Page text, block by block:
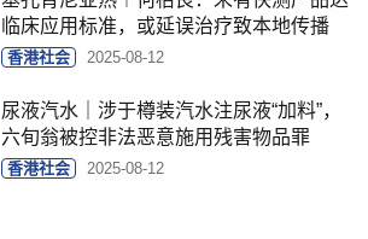
临床应用标准，或延误治疗致本地传播
香港社会 2025-08-12
尿液汽水｜涉于樽装汽水注尿液“加料”，
六旬翁被控非法恶意施用残害物品罪
香港社会 2025-08-12